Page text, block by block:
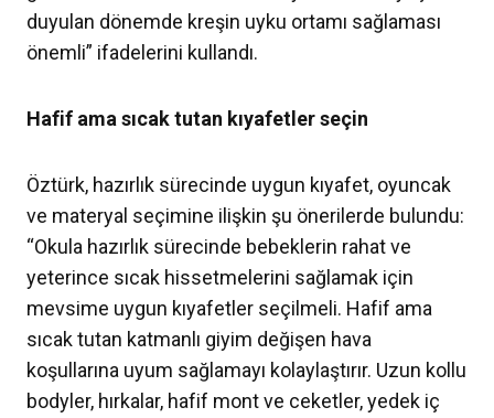
duyulan dönemde kreşin uyku ortamı sağlaması
önemli” ifadelerini kullandı.
Hafif ama sıcak tutan kıyafetler seçin
Öztürk, hazırlık sürecinde uygun kıyafet, oyuncak
ve materyal seçimine ilişkin şu önerilerde bulundu:
“Okula hazırlık sürecinde bebeklerin rahat ve
yeterince sıcak hissetmelerini sağlamak için
mevsime uygun kıyafetler seçilmeli. Hafif ama
sıcak tutan katmanlı giyim değişen hava
koşullarına uyum sağlamayı kolaylaştırır. Uzun kollu
bodyler, hırkalar, hafif mont ve ceketler, yedek iç